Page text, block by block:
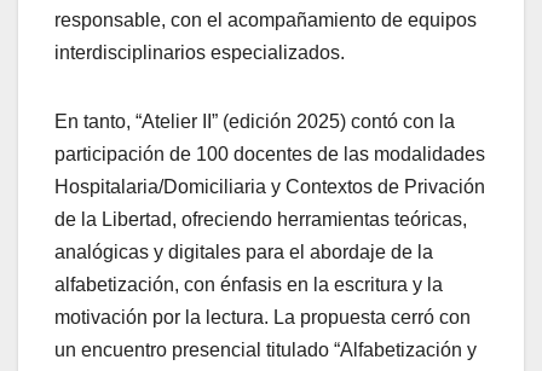
responsable, con el acompañamiento de equipos
interdisciplinarios especializados.
En tanto, “Atelier II” (edición 2025) contó con la
participación de 100 docentes de las modalidades
Hospitalaria/Domiciliaria y Contextos de Privación
de la Libertad, ofreciendo herramientas teóricas,
analógicas y digitales para el abordaje de la
alfabetización, con énfasis en la escritura y la
motivación por la lectura. La propuesta cerró con
un encuentro presencial titulado “Alfabetización y